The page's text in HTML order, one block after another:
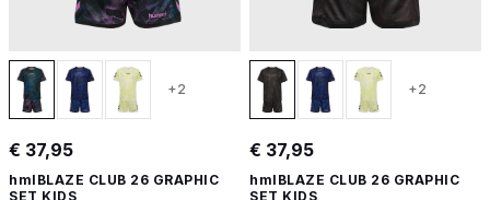
+2
€ 37,95
hmlBLAZE CLUB 26 GRAPHIC
SET KIDS
+2
€ 37,95
hmlBLAZE CLUB 26 GRAPHIC
SET KIDS